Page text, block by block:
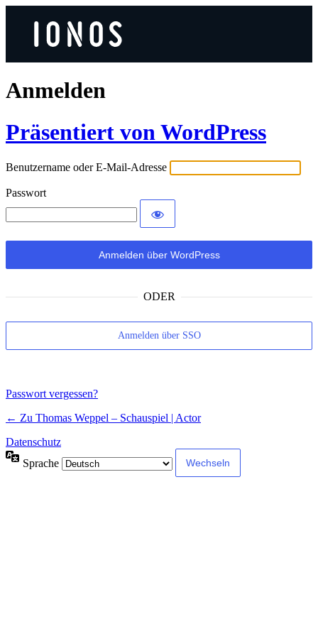
Anmelden
Präsentiert von WordPress
Benutzername oder E-Mail-Adresse
Passwort
ODER
Anmelden über SSO
Passwort vergessen?
← Zu Thomas Weppel – Schauspiel | Actor
Datenschutz
Sprache